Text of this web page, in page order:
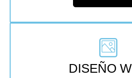
DISEÑO